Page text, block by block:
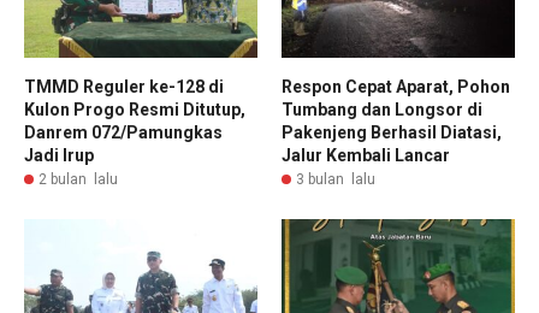
TMMD Reguler ke-128 di
Kulon Progo Resmi Ditutup,
Danrem 072/Pamungkas
Jadi Irup
2 bulan lalu
Respon Cepat Aparat, Pohon
Tumbang dan Longsor di
Pakenjeng Berhasil Diatasi,
Jalur Kembali Lancar
3 bulan lalu